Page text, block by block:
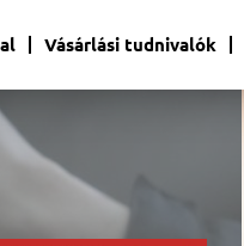
Vásárlási tudnivalók